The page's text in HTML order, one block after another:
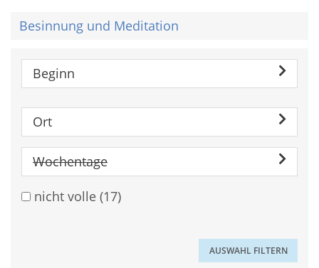
Besinnung und Meditation
Beginn
Ort
Wochentage
nicht volle (17)